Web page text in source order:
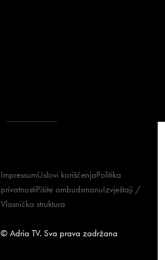
ImpressumUslovi korišćenjaPolitika
privatnostiPišite ombudsmanuIzvještaji /
Vlasnička struktura
© Adria TV. Sva prava zadržana